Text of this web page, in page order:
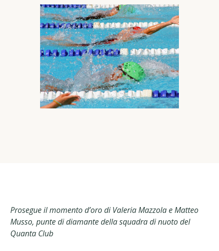
Prosegue il momento d’oro di Valeria Mazzola e Matteo
Musso, punte di diamante della squadra di nuoto del
Quanta Club